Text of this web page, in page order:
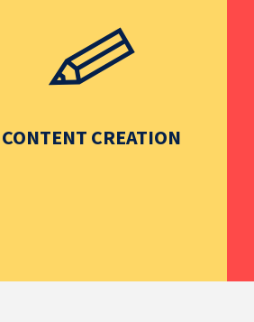
CONTENT CREATION